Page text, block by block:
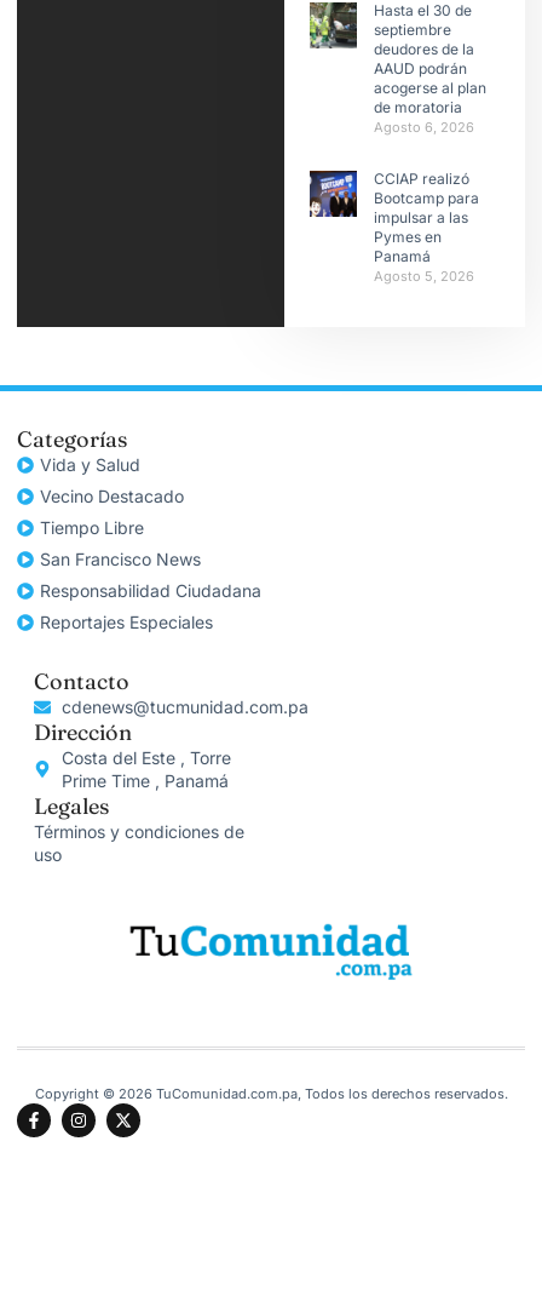
Hasta el 30 de
septiembre
deudores de la
AAUD podrán
acogerse al plan
de moratoria
Agosto 6, 2026
CCIAP realizó
Bootcamp para
impulsar a las
Pymes en
Panamá
Agosto 5, 2026
Categorías
Vida y Salud
Vecino Destacado
Tiempo Libre
San Francisco News
Responsabilidad Ciudadana
Reportajes Especiales
Contacto
cdenews@tucmunidad.com.pa
Dirección
Costa del Este , Torre
Prime Time , Panamá
Legales
Términos y condiciones de
uso
Copyright © 2026 TuComunidad.com.pa, Todos los derechos reservados.